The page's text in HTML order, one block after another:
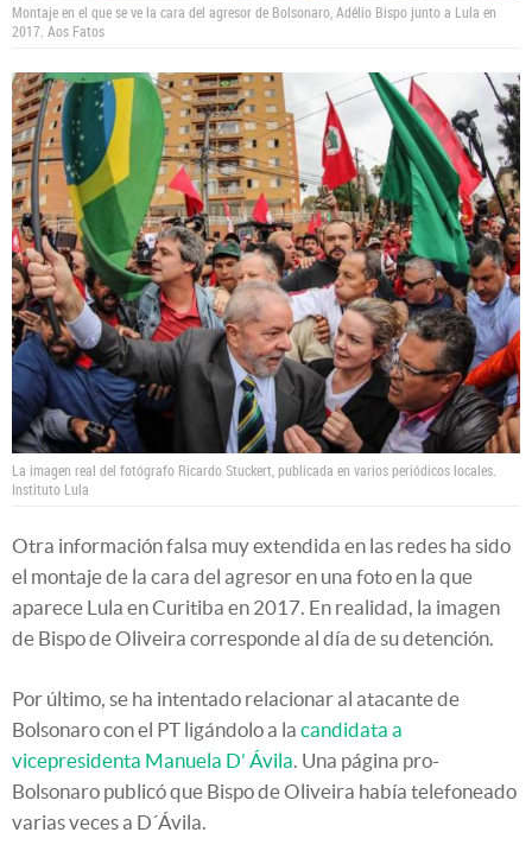
Montaje en el que se ve la cara del agresor de Bolsonaro, Adélio Bispo junto a Lula en
2017. Aos Fatos
La imagen real del fotógrafo Ricardo Stuckert, publicada en varios periódicos locales.
Instituto Lula
Otra información falsa muy extendida en las redes ha sido
el montaje de la cara del agresor en una foto en la que
aparece Lula en Curitiba en 2017. En realidad, la imagen
de Bispo de Oliveira corresponde al día de su detención.
Por último, se ha intentado relacionar al atacante de
Bolsonaro con el PT ligándolo a la candidata a
vicepresidenta Manuela D’ Ávila . Una página pro-
Bolsonaro publicó que Bispo de Oliveira había telefoneado
varias veces a D´Ávila.